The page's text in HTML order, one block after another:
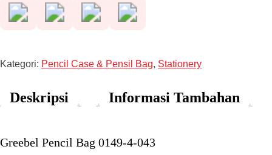
Kategori: Pencil Case & Pensil Bag, Stationery
Deskripsi Informasi Tambahan
Greebel Pencil Bag 0149-4-043